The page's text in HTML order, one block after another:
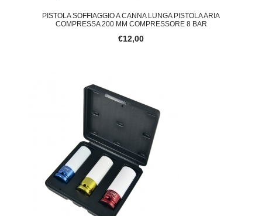
PISTOLA SOFFIAGGIO A CANNA LUNGA PISTOLA ARIA
COMPRESSA 200 MM COMPRESSORE 8 BAR
€12,00